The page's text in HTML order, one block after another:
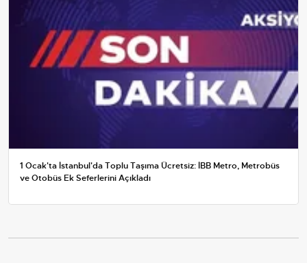
1 Ocak'ta İstanbul'da Toplu Taşıma Ücretsiz: İBB Metro, Metrobüs
ve Otobüs Ek Seferlerini Açıkladı